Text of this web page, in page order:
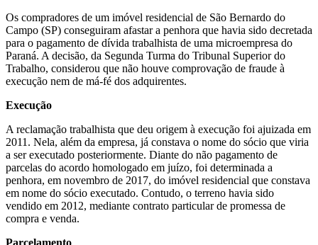
Os compradores de um imóvel residencial de São Bernardo do
Campo (SP) conseguiram afastar a penhora que havia sido decretada
para o pagamento de dívida trabalhista de uma microempresa do
Paraná. A decisão, da Segunda Turma do Tribunal Superior do
Trabalho, considerou que não houve comprovação de fraude à
execução nem de má-fé dos adquirentes.
Execução
A reclamação trabalhista que deu origem à execução foi ajuizada em
2011. Nela, além da empresa, já constava o nome do sócio que viria
a ser executado posteriormente. Diante do não pagamento de
parcelas do acordo homologado em juízo, foi determinada a
penhora, em novembro de 2017, do imóvel residencial que constava
em nome do sócio executado. Contudo, o terreno havia sido
vendido em 2012, mediante contrato particular de promessa de
compra e venda.
Parcelamento